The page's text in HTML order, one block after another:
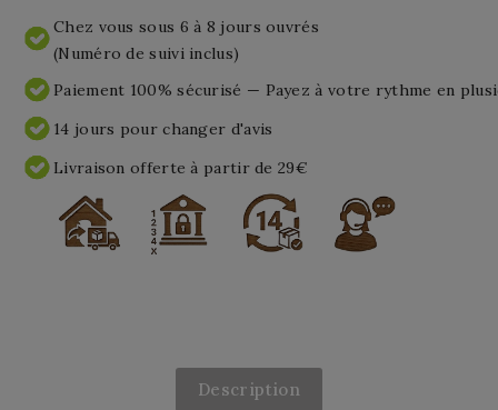
Chez vous sous 6 à 8 jours ouvrés
(Numéro de suivi inclus)
Paiement 100% sécurisé — Payez à votre rythme en
14 jours pour changer d'avis
Livraison offerte à partir de 29€
Description